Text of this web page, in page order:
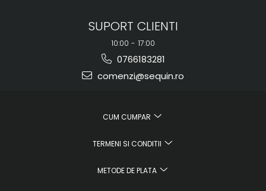
SUPORT CLIENTI
10:00 - 17:00
0766183281
comenzi@sequin.ro
CUM CUMPAR
TERMENI SI CONDITII
METODE DE PLATA